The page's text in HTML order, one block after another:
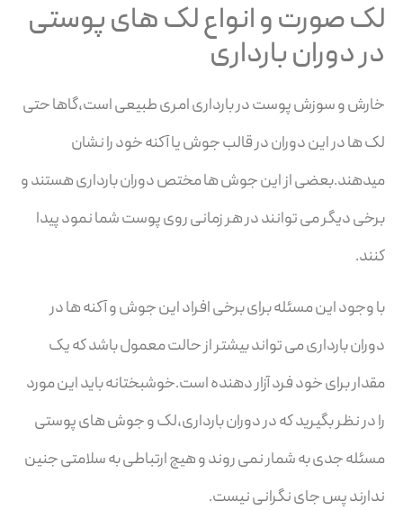
لک صورت و انواع لک های پوستی
در دوران بارداری
خارش و سوزش پوست در بارداری امری طبیعی است،گاها حتی
لک ها در این دوران در قالب جوش یا آکنه خود را نشان
میدهند.بعضی از این جوش ها مختص دوران بارداری هستند و
برخی دیگر می توانند در هر زمانی روی پوست شما نمود پیدا
کنند.
با وجود این مسئله برای برخی افراد این جوش و آکنه ها در
دوران بارداری می تواند بیشتر از حالت معمول باشد که یک
مقدار برای خود فرد آزار دهنده است.خوشبختانه باید این مورد
را در نظر بگیرید که در دوران بارداری،لک و جوش های پوستی
مسئله جدی به شمار نمی روند و هیچ ارتباطی به سلامتی جنین
ندارند پس جای نگرانی نیست.